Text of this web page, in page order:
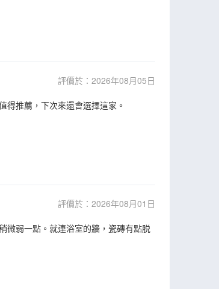
評價於：2026年08月05日
得推薦，下次來還會選擇這家。
評價於：2026年08月01日
微弱一點。就連浴室的牆，瓷磚有點脱